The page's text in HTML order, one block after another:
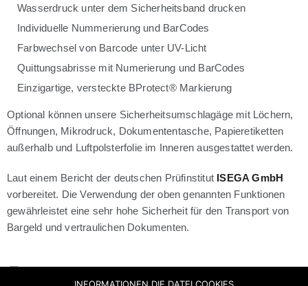
Wasserdruck unter dem Sicherheitsband drucken
Individuelle Nummerierung und BarCodes
Farbwechsel von Barcode unter UV-Licht
Quittungsabrisse mit Numerierung und BarCodes
Einzigartige, versteckte BProtect® Markierung
Optional können unsere Sicherheitsumschlagäge mit Löchern,
Öffnungen, Mikrodruck, Dokumententasche, Papieretiketten
außerhalb und Luftpolsterfolie im Inneren ausgestattet werden.
Laut einem Bericht der deutschen Prüfinstitut ISEGA GmbH
vorbereitet. Die Verwendung der oben genannten Funktionen
gewährleistet eine sehr hohe Sicherheit für den Transport von
Bargeld und vertraulichen Dokumenten.